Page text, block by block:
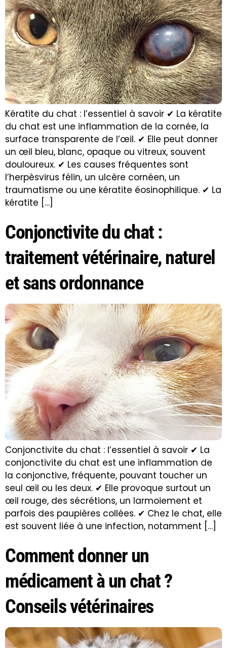
Kératite du chat : l’essentiel à savoir ✔ La kératite
du chat est une inflammation de la cornée, la
surface transparente de l’œil. ✔ Elle peut donner
un œil bleu, blanc, opaque ou vitreux, souvent
douloureux. ✔ Les causes fréquentes sont
l’herpèsvirus félin, un ulcère cornéen, un
traumatisme ou une kératite éosinophilique. ✔ La
kératite […]
Conjonctivite du chat :
traitement vétérinaire, naturel
et sans ordonnance
Conjonctivite du chat : l’essentiel à savoir ✔ La
conjonctivite du chat est une inflammation de
la conjonctive, fréquente, pouvant toucher un
seul œil ou les deux. ✔ Elle provoque surtout un
œil rouge, des sécrétions, un larmoiement et
parfois des paupières collées. ✔ Chez le chat, elle
est souvent liée à une infection, notamment […]
Comment donner un
médicament à un chat ?
Conseils vétérinaires